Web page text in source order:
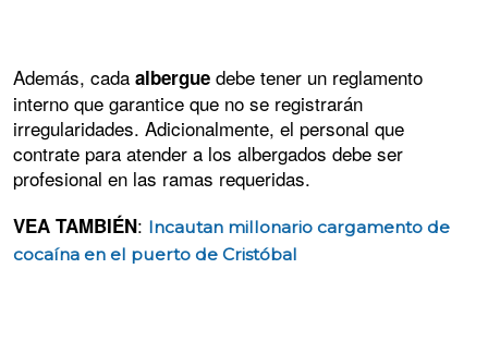
Además, cada albergue debe tener un reglamento
interno que garantice que no se registrarán
irregularidades. Adicionalmente, el personal que
contrate para atender a los albergados debe ser
profesional en las ramas requeridas.
VEA TAMBIÉN: Incautan millonario cargamento de
cocaína en el puerto de Cristóbal